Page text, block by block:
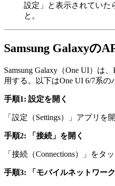
設定」と表示されていた
と。
Samsung Galaxyの
Samsung Galaxy（One UI）は
用する。以下はOne UI 6/7系の
手順1: 設定を開く
「設定（Settings）」アプリを開
手順2: 「接続」を開く
「接続（Connections）」をタ
手順3: 「モバイルネットワー